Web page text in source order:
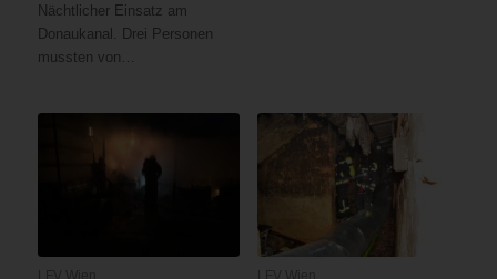
Nächtlicher Einsatz am
Donaukanal. Drei Personen
mussten von…